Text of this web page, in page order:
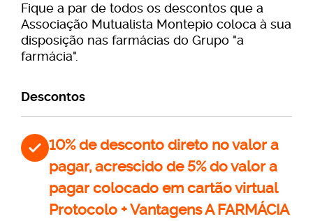
Fique a par de todos os descontos que a
Associação Mutualista Montepio coloca à sua
disposição nas farmácias do Grupo "a
farmácia".
Descontos
10% de desconto direto no valor a
pagar, acrescido de 5% do valor a
pagar colocado em cartão virtual
Protocolo + Vantagens A FARMÁCIA